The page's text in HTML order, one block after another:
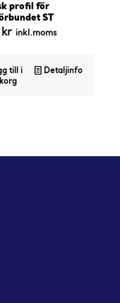
profil för
ST
kr inkl.moms
till i
Detaljinfo